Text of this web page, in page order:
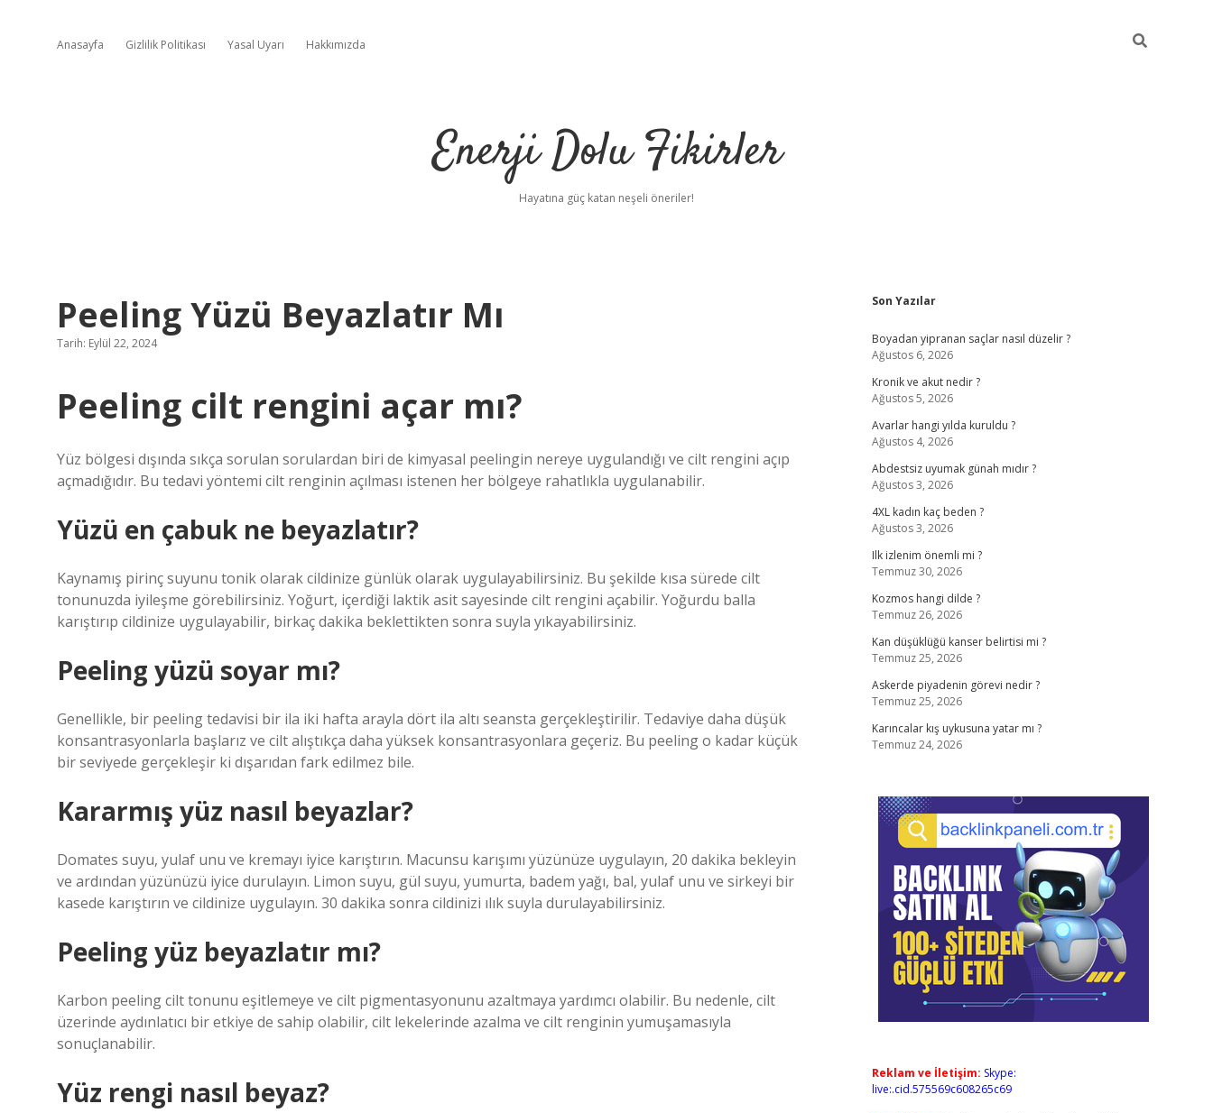
Anasayfa Gizlilik Politikası Yasal Uyarı Hakkımızda
Enerji Dolu Fikirler
Hayatına güç katan neşeli öneriler!
Peeling Yüzü Beyazlatır Mı
Tarih: Eylül 22, 2024
Peeling cilt rengini açar mı?
Yüz bölgesi dışında sıkça sorulan sorulardan biri de kimyasal peelingin nereye uygulandığı ve cilt rengini açıp
açmadığıdır. Bu tedavi yöntemi cilt renginin açılması istenen her bölgeye rahatlıkla uygulanabilir.
Yüzü en çabuk ne beyazlatır?
Kaynamış pirinç suyunu tonik olarak cildinize günlük olarak uygulayabilirsiniz. Bu şekilde kısa sürede cilt
tonunuzda iyileşme görebilirsiniz. Yoğurt, içerdiği laktik asit sayesinde cilt rengini açabilir. Yoğurdu balla
karıştırıp cildinize uygulayabilir, birkaç dakika beklettikten sonra suyla yıkayabilirsiniz.
Peeling yüzü soyar mı?
Genellikle, bir peeling tedavisi bir ila iki hafta arayla dört ila altı seansta gerçekleştirilir. Tedaviye daha düşük
konsantrasyonlarla başlarız ve cilt alıştıkça daha yüksek konsantrasyonlara geçeriz. Bu peeling o kadar küçük
bir seviyede gerçekleşir ki dışarıdan fark edilmez bile.
Kararmış yüz nasıl beyazlar?
Domates suyu, yulaf unu ve kremayı iyice karıştırın. Macunsu karışımı yüzünüze uygulayın, 20 dakika bekleyin
ve ardından yüzünüzü iyice durulayın. Limon suyu, gül suyu, yumurta, badem yağı, bal, yulaf unu ve sirkeyi bir
kasede karıştırın ve cildinize uygulayın. 30 dakika sonra cildinizi ılık suyla durulayabilirsiniz.
Peeling yüz beyazlatır mı?
Karbon peeling cilt tonunu eşitlemeye ve cilt pigmentasyonunu azaltmaya yardımcı olabilir. Bu nedenle, cilt
üzerinde aydınlatıcı bir etkiye de sahip olabilir, cilt lekelerinde azalma ve cilt renginin yumuşamasıyla
sonuçlanabilir.
Yüz rengi nasıl beyaz?
Sidebar
Son Yazılar
Boyadan yipranan saçlar nasıl düzelir ?
Ağustos 6, 2026
Kronik ve akut nedir ?
Ağustos 5, 2026
Avarlar hangi yılda kuruldu ?
Ağustos 4, 2026
Abdestsiz uyumak günah mıdır ?
Ağustos 3, 2026
4XL kadın kaç beden ?
Ağustos 3, 2026
Ilk izlenim önemli mi ?
Temmuz 30, 2026
Kozmos hangi dilde ?
Temmuz 26, 2026
Kan düşüklüğü kanser belirtisi mi ?
Temmuz 25, 2026
Askerde piyadenin görevi nedir ?
Temmuz 25, 2026
Karıncalar kış uykusuna yatar mı ?
Temmuz 24, 2026
Reklam ve İletişim: Skype:
live:.cid.575569c608265c69